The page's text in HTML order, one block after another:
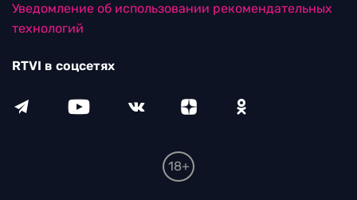
Уведомление об использовании рекомендательных
технологий
RTVI в соцсетях
18+